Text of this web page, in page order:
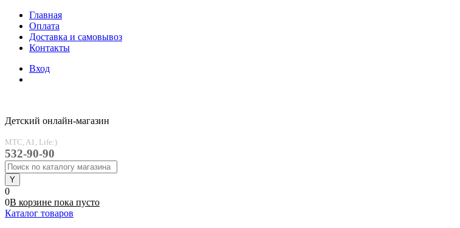
Главная
Оплата
Доставка и самовывоз
Контакты
Вход
Детский онлайн-магазин
MTC, A1, Life:)
532-90-90
0
0В корзине пока пусто
Каталог товаров